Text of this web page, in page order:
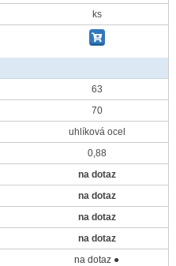
ks
63
70
uhlíková ocel
0,88
na dotaz
na dotaz
na dotaz
na dotaz
na dotaz ●